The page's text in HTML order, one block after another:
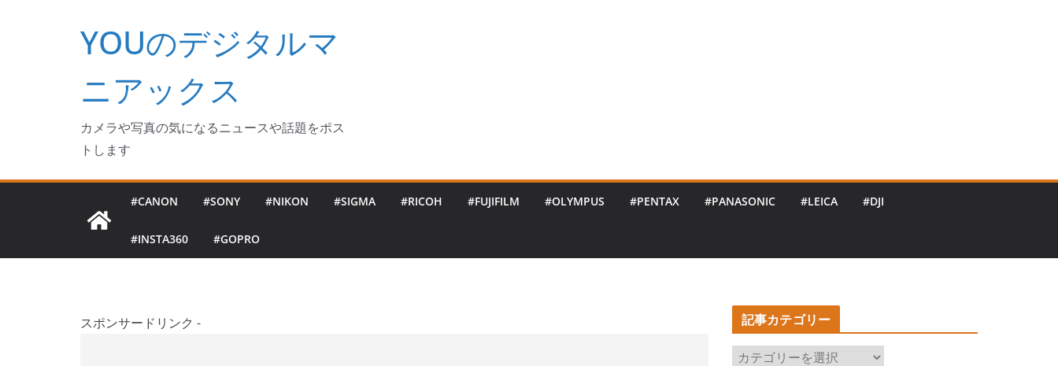
ッ
YOUのデジタルマ
ニアックス
カメラや写真の気になるニュースや話題をポス
トします
#CANON #SONY #NIKON #SIGMA #RICOH #FUJIFILM #OLYMPUS #PENTAX #PANASONIC #LEICA #DJI
#INSTA360 #GOPRO
スポンサードリンク - 記事カテゴリー
記